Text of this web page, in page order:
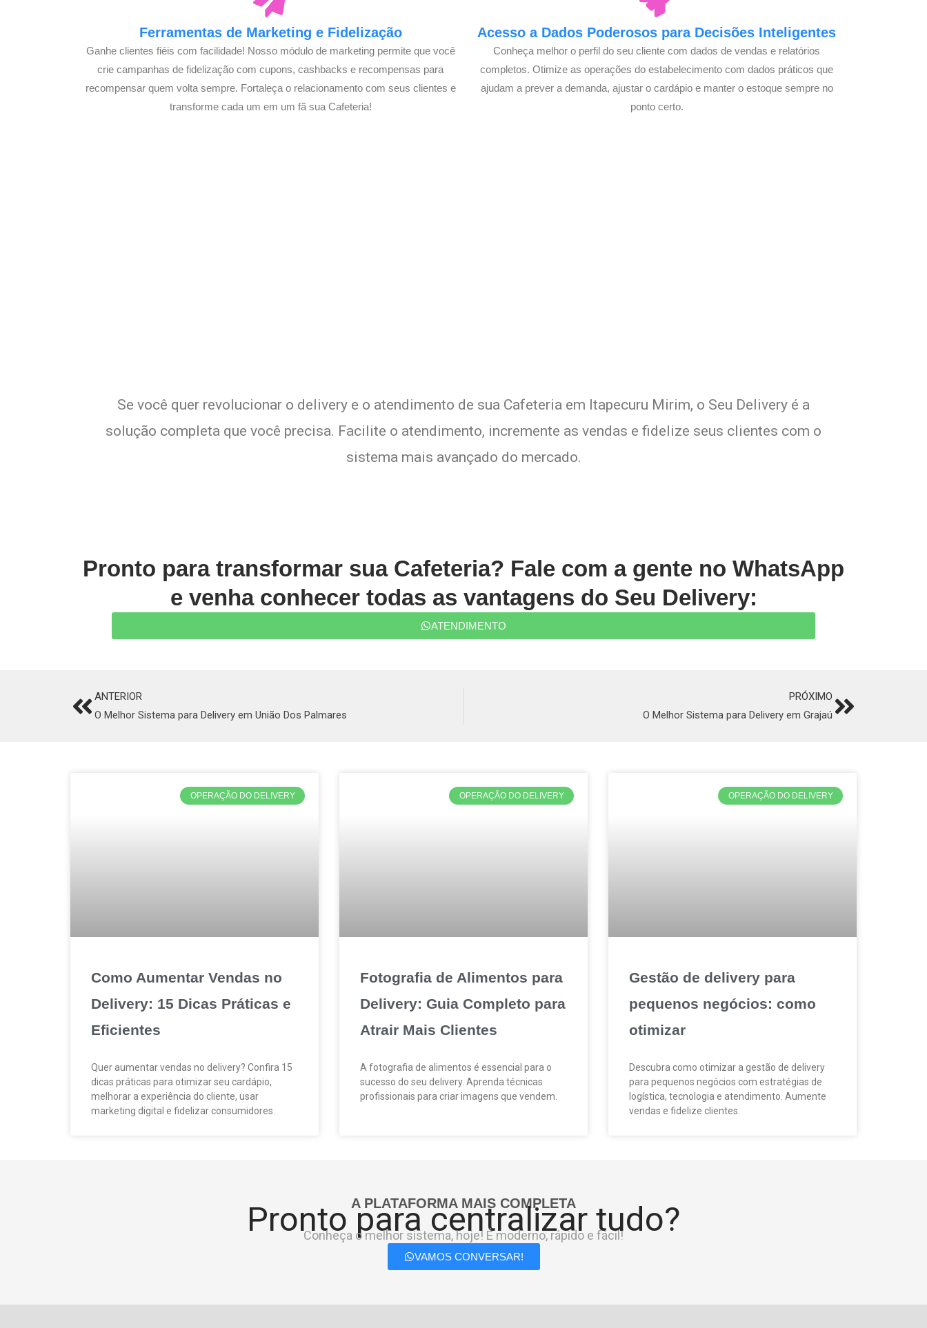
Ferramentas de Marketing e Fidelização
Ganhe clientes fiéis com facilidade! Nosso módulo de marketing permite que você
crie campanhas de fidelização com cupons, cashbacks e recompensas para
recompensar quem volta sempre. Fortaleça o relacionamento com seus clientes e
transforme cada um em um fã sua Cafeteria!
Acesso a Dados Poderosos para Decisões Inteligentes
Conheça melhor o perfil do seu cliente com dados de vendas e relatórios
completos. Otimize as operações do estabelecimento com dados práticos que
ajudam a prever a demanda, ajustar o cardápio e manter o estoque sempre no
ponto certo.
Se você quer revolucionar o delivery e o atendimento de sua Cafeteria em Itapecuru Mirim, o Seu Delivery é a
solução completa que você precisa. Facilite o atendimento, incremente as vendas e fidelize seus clientes com o
sistema mais avançado do mercado.
Pronto para transformar sua Cafeteria? Fale com a gente no WhatsApp
e venha conhecer todas as vantagens do Seu Delivery:
ATENDIMENTO
PrevANTERIOR
O Melhor Sistema para Delivery em União Dos Palmares
PRÓXIMO
O Melhor Sistema para Delivery em Grajaú Next
OPERAÇÃO DO DELIVERY
Como Aumentar Vendas no
Delivery: 15 Dicas Práticas e
Eficientes
Quer aumentar vendas no delivery? Confira 15
dicas práticas para otimizar seu cardápio,
melhorar a experiência do cliente, usar
marketing digital e fidelizar consumidores.
OPERAÇÃO DO DELIVERY
Fotografia de Alimentos para
Delivery: Guia Completo para
Atrair Mais Clientes
A fotografia de alimentos é essencial para o
sucesso do seu delivery. Aprenda técnicas
profissionais para criar imagens que vendem.
OPERAÇÃO DO DELIVERY
Gestão de delivery para
pequenos negócios: como
otimizar
Descubra como otimizar a gestão de delivery
para pequenos negócios com estratégias de
logística, tecnologia e atendimento. Aumente
vendas e fidelize clientes.
A PLATAFORMA MAIS COMPLETA
Pronto para centralizar tudo?
Conheça o melhor sistema, hoje! É moderno, rápido e fácil!
VAMOS CONVERSAR!